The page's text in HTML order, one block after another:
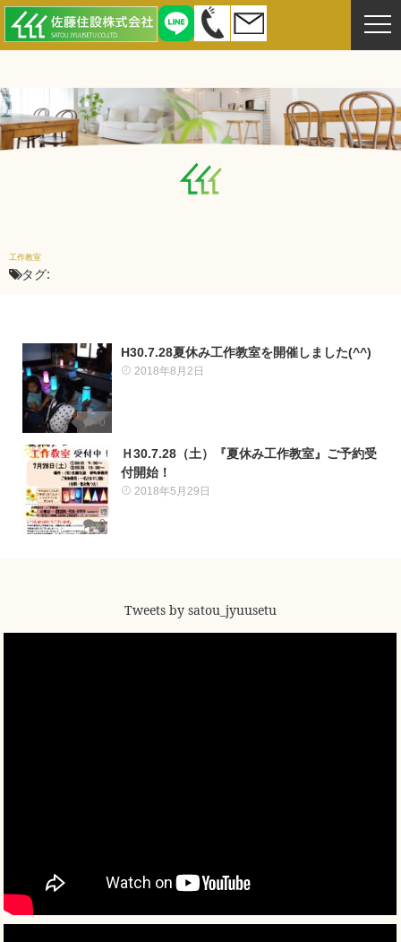
タグ:
工作教室
0
H30.7.28夏休み工作教室を開催しました(^^)
2018年8月2日
0
Ｈ30.7.28（土）『夏休み工作教室』ご予約受
付開始！
2018年5月29日
Tweets by satou_jyuusetu